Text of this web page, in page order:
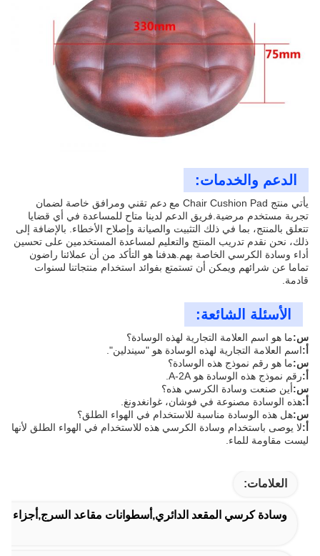
الدعم والخدمات:
يأتي منتج Chair Cushion Pad مع دعم تقني ومرافق خاصة لضمان
تجربة مستخدم مرضية.فريق الدعم لدينا متاح للمساعدة في أي قضايا
تتعلق بالمنتج، بما في ذلك التثبيت والصيانة وإصلاح الأخطاء. بالإضافة إلى
ذلك، نحن نقدم تدريب المنتج والتعليم لمساعدة المستخدمين على تحسين
أداء وسادة الكرسي الخاصة بهم.هدفنا هو التأكد من أن عملائنا راضون
تماما عن شرائهم ويمكن أن تستمتع بفوائد استخدام منتجاتنا لسنوات
قادمة.
الأسئلة الشائعة:
س:ما هو اسم العلامة التجارية لهذه الوسادة؟
أ:اسم العلامة التجارية لهذه الوسادة هو "سيندلين".
س:ما هو رقم نموذج هذه الوسادة؟
أ:رقم نموذج هذه الوسادة هو A-2A.
س:أين صنعت وسادة الكرسي هذه؟
أ:هذه الوسادة مصنوعة في فوشان، غوانغدونغ.
س:هل هذه الوسادة مناسبة للاستخدام في الهواء الطلق؟
أ:لا يوصى باستخدام وسادة الكرسي هذه للاستخدام في الهواء الطلق لأنها
ليست مقاومة للماء.
العلامات:
وسادة كرسي المقعد الدائري,أسطوانات مقاعد السرج,أجزاء